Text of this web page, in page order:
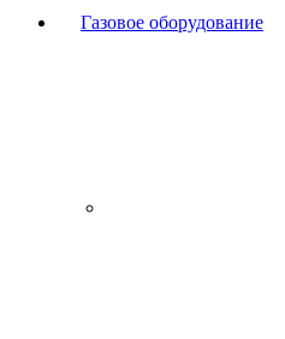
Газовое оборудование